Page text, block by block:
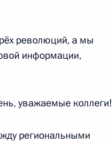
революций, а мы
информации,
уважаемые коллеги!
региональными